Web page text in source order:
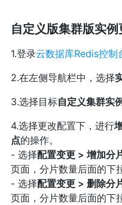
自定义版集群版实例
1.登录云数据库Redis控制
2.在左侧导航栏中，选择
3.选择目标自定义集群实例
4.选择更改配置下，进行
点的操作。
- 选择配置变更 > 增加分
页面，分片数量后面的下
- 选择配置变更 > 删除分
页面，分片数量后面的下